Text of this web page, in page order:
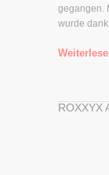
gegangen.
wurde
ROXXYX